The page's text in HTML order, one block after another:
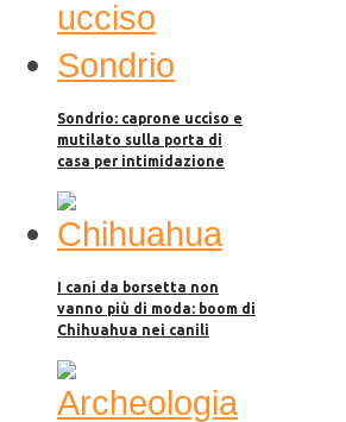
Sondrio: caprone ucciso e
mutilato sulla porta di
casa per intimidazione
I cani da borsetta non
vanno più di moda: boom di
Chihuahua nei canili